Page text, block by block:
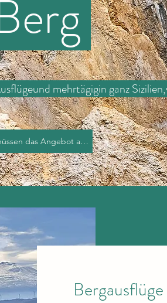
und mehrtägigin ganz Sizilien,
Sie müssen das Angebot anfordern...